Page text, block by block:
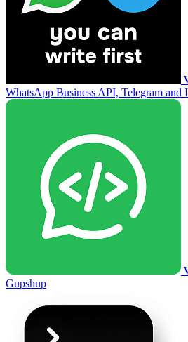
WhatsApp Business API, Telegram and
Gupshup